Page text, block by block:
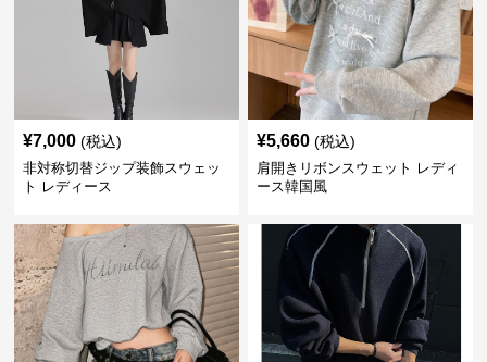
¥7,000 (税込)
非対称切替ジップ装飾スウェッ
ト レディース
¥5,660 (税込)
肩開きリボンスウェット レディ
ース韓国風